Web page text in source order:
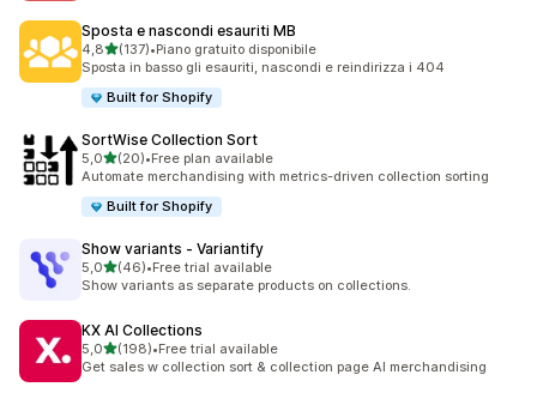
Sposta e nascondi esauriti MB
4,8stelle su 5
(137)
137 recensioni totali
•Piano gratuito disponibile
Sposta in basso gli esauriti, nascondi e reindirizza i 404
Built for Shopify
SortWise Collection Sort
5,0stelle su 5
(20)
20 recensioni totali
•Free plan available
Automate merchandising with metrics-driven collection sorting
Built for Shopify
Show variants ‑ Variantify
5,0stelle su 5
(46)
46 recensioni totali
•Free trial available
Show variants as separate products on collections.
KX AI Collections
5,0stelle su 5
(198)
198 recensioni totali
•Free trial available
Get sales w collection sort & collection page AI merchandising